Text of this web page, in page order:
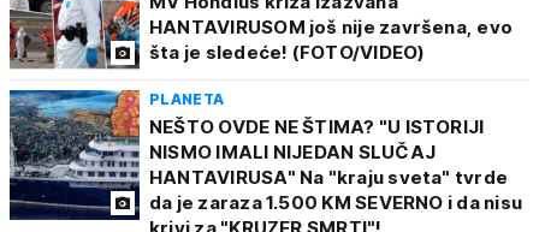
HANTAVIRUSOM još nije završena, evo
šta je sledeće! (FOTO/VIDEO)
PLANETA
NEŠTO OVDE NE ŠTIMA? "U ISTORIJI
NISMO IMALI NIJEDAN SLUČAJ
HANTAVIRUSA" Na "kraju sveta" tvrde
da je zaraza 1.500 KM SEVERNO i da nisu